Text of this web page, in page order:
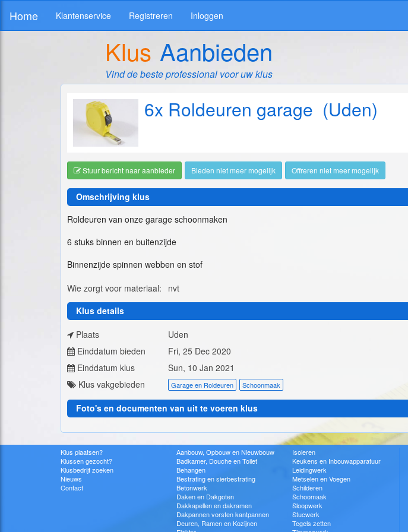
Home Klantenservice Registreren Inloggen
Klus Aanbieden
Vind de beste professional voor uw klus
6x Roldeuren garage (Uden)
Stuur bericht naar aanbieder Bieden niet meer mogelijk Offreren niet meer mogelijk
Omschrijving klus
Roldeuren van onze garage schoonmaken
6 stuks binnen en buitenzijde
Binnenzijde spinnen webben en stof
Wie zorgt voor materiaal:
nvt
Klus details
Plaats
Uden
Einddatum bieden
Fri, 25 Dec 2020
Einddatum klus
Sun, 10 Jan 2021
Klus vakgebieden
Garage en Roldeuren Schoonmaak
Foto's en documenten van uit te voeren klus
Klus plaatsen?
Klussen gezocht?
Klusbedrijf zoeken
Nieuws
Contact
Aanbouw, Opbouw en Nieuwbouw
Badkamer, Douche en Toilet
Behangen
Bestrating en sierbestrating
Betonwerk
Daken en Dakgoten
Dakkapellen en dakramen
Dakpannen vorsten kantpannen
Deuren, Ramen en Kozijnen
Isoleren
Keukens en Inbouwapparatuur
Leidingwerk
Metselen en Voegen
Schilderen
Schoomaak
Sloopwerk
Stucwerk
Tegels zetten